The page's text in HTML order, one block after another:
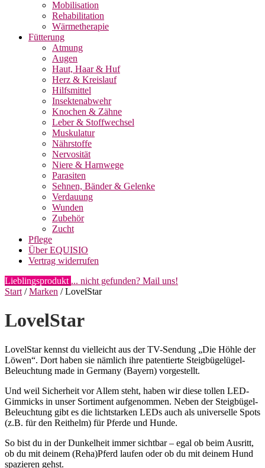
Mobilisation
Rehabilitation
Wärmetherapie
Fütterung
Atmung
Augen
Haut, Haar & Huf
Herz & Kreislauf
Hilfsmittel
Insektenabwehr
Knochen & Zähne
Leber & Stoffwechsel
Muskulatur
Nährstoffe
Nervosität
Niere & Harnwege
Parasiten
Sehnen, Bänder & Gelenke
Verdauung
Wunden
Zubehör
Zucht
Pflege
Über EQUISIO
Vertrag widerrufen
Lieblingsprodukt ... nicht gefunden? Mail uns!
Start /Marken / LovelStar
LovelStar
LovelStar kennst du vielleicht aus der TV-Sendung „Die Höhle der
Löwen“. Dort haben sie nämlich ihre patentierte Steigbügelügel-
Beleuchtung made in Germany (Bayern) vorgestellt.
Und weil Sicherheit vor Allem steht, haben wir diese tollen LED-
Gimmicks in unser Sortiment aufgenommen. Neben der Steigbügel-
Beleuchtung gibt es die lichtstarken LEDs auch als universelle Spots
(z.B. für den Reithelm) für Pferde und Hunde.
So bist du in der Dunkelheit immer sichtbar – egal ob beim Ausritt,
ob du mit deinem (Reha)Pferd laufen oder ob du mit deinem Hund
spazieren gehst.